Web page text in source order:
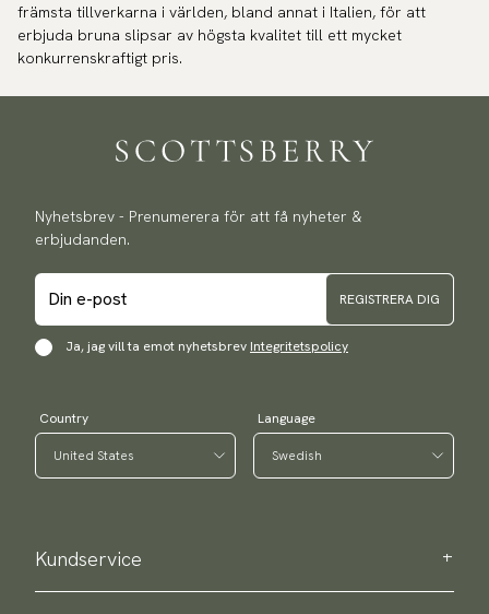
främsta tillverkarna i världen, bland annat i Italien, för att
erbjuda bruna slipsar av högsta kvalitet till ett mycket
konkurrenskraftigt pris.
Nyhetsbrev - Prenumerera för att få nyheter &
erbjudanden.
REGISTRERA DIG
Ja, jag vill ta emot nyhetsbrev Integritetspolicy
Country Language
Kundservice
Kontakta oss